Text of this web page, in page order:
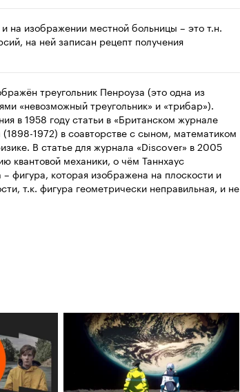
и на изображении местной больницы – это т.н.
на ней записан рецепт получения
треугольник Пенроуза (это одна из
«невозможный треугольник» и «трибар»).
в 1958 году статьи в «Британском журнале
1972) в соавторстве с сыном, математиком
В статье для журнала «Discover» в 2005
квантовой механики, о чём Таннхаус
фигура, которая изображена на плоскости и
т.к. фигура геометрически неправильная, и не